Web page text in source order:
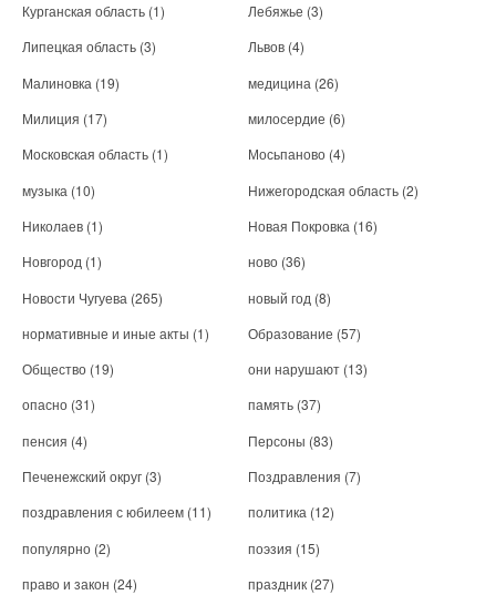
Курганская область (1) Лебяжье (3)
Липецкая область (3) Львов (4)
Малиновка (19) медицина (26)
Милиция (17) милосердие (6)
Московская область (1) Мосьпаново (4)
музыка (10) Нижегородская область (2)
Николаев (1) Новая Покровка (16)
Новгород (1) ново (36)
Новости Чугуева (265) новый год (8)
нормативные и иные акты (1) Образование (57)
Общество (19) они нарушают (13)
опасно (31) память (37)
пенсия (4) Персоны (83)
Печенежский округ (3) Поздравления (7)
поздравления с юбилеем (11) политика (12)
популярно (2) поэзия (15)
право и закон (24) праздник (27)